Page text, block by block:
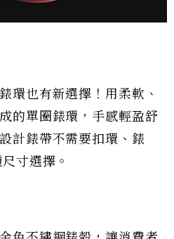
環也有新選擇！用柔軟、
的單圈錶環，手感輕盈舒
計錶帶不需要扣環、錶
寸選擇。